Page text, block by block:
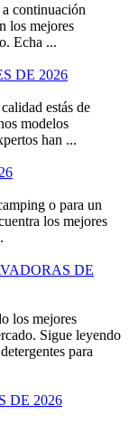
continuación
los mejores
Echa ...
DE 2026
estás de
modelos
han ...
o para un
los mejores
DE
los mejores
Sigue leyendo
para
DE 2026